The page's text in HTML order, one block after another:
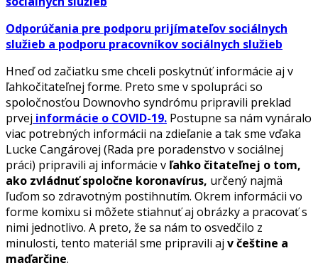
Odporúčania pre podporu prijímateľov sociálnych
služieb a podporu pracovníkov sociálnych služieb
Hneď od začiatku sme chceli poskytnúť informácie aj v
ľahkočitateľnej forme. Preto sme v spolupráci so
spoločnosťou Downovho syndrómu pripravili preklad
prvej informácie o COVID-19. Postupne sa nám vynáralo
viac potrebných informácii na zdieľanie a tak sme vďaka
Lucke Cangárovej (Rada pre poradenstvo v sociálnej
práci) pripravili aj informácie v ľahko čitateľnej o tom,
ako zvládnuť spoločne koronavírus, určený najmä
ľuďom so zdravotným postihnutím. Okrem informácii vo
forme komixu si môžete stiahnuť aj obrázky a pracovať s
nimi jednotlivo. A preto, že sa nám to osvedčilo z
minulosti, tento materiál sme pripravili aj v češtine a
maďarčine.